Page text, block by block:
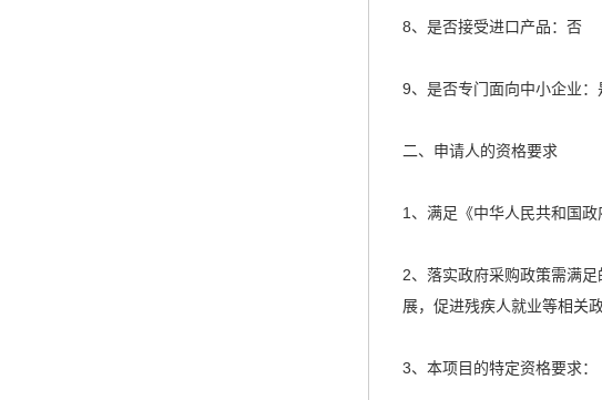
8、是否接受进口产品：否
9、是否专门面向中小企业：
二、申请人的资格要求
1、满足《中华人民共和国政
2、落实政府采购政策需满
展，促进残疾人就业等相关
3、本项目的特定资格要求：